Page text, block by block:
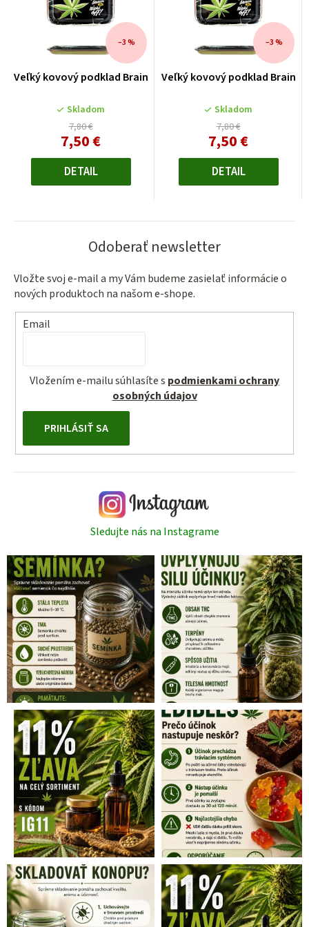
Veľký kovový podklad Brain
Skladom
7,80 €
–3 %
7,50 €
DETAIL
Veľký kovový podklad Brain
Skladom
7,80 €
–3 %
7,50 €
DETAIL
Odoberať newsletter
Vložte svoj e-mail a my Vám budeme zasielať informácie o
nových produktoch na našom e-shope.
Email
Vložením e-mailu súhlasíte s podmienkami ochrany
osobných údajov
PRIHLÁSIŤ SA
Sledujte nás na Instagrame